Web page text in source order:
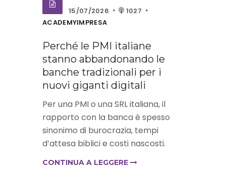
15/07/2026
1027
ACADEMYIMPRESA
Perché le PMI italiane
stanno abbandonando le
banche tradizionali per i
nuovi giganti digitali
Per una PMI o una SRL italiana, il
rapporto con la banca è spesso
sinonimo di burocrazia, tempi
d’attesa biblici e costi nascosti.
CONTINUA A LEGGERE